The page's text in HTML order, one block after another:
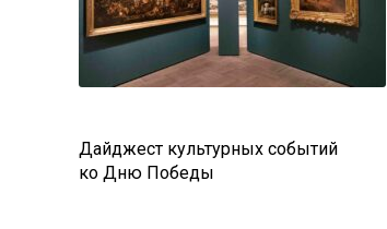
Дайджест культурных событий
ко Дню Победы